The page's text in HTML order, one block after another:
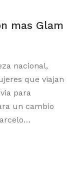
mas Glam
nacional,
que viajan
para
un cambio